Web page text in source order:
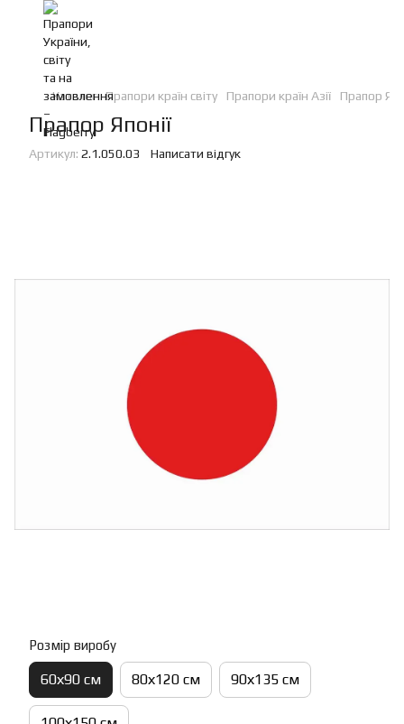
Каталог Прапори країн світу Прапори країн Азії Прапор
Прапор Японії
Артикул: 2.1.050.03 Написати відгук
Розмір виробу
60х90 см 80х120 см 90х135 см